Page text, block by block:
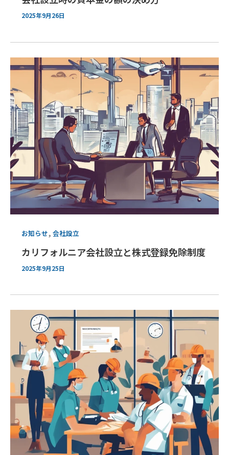
2025年9月26日
お知らせ, 会社設立
カリフォルニア会社設立と株式登録免除制度
2025年9月25日